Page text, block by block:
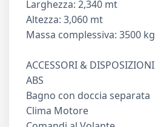
Larghezza: 2,340 mt
Altezza: 3,060 mt
Massa complessiva: 3500 kg
ACCESSORI & DISPOSIZIONI
ABS
Bagno con doccia separata
Clima Motore